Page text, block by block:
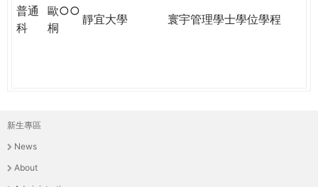
普通
科
歐○○
桐
靜宜大學 寰宇管理學士學位學程
主
選
新生專區
News
About